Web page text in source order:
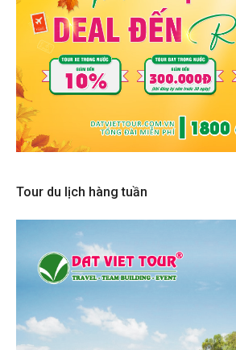
Tour du lịch hàng tuần